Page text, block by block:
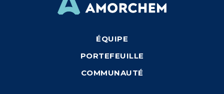
ÉQUIPE
PORTEFEUILLE
COMMUNAUTÉ